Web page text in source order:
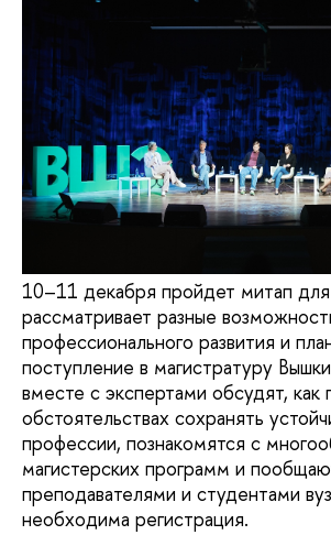
10–11 декабря пройдет митап для
рассматривает разные
профессионального развития и
поступление в магистратуру
вместе с экспертами обсудят,
обстоятельствах сохранять
профессии, познакомятся с
магистерских программ и
преподавателями и студентами
необходима регистрация.